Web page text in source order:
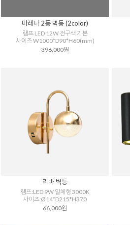
마레나 2등 벽등 (2color)
램프 LED 12W 전구색 기본
사이즈 W1000*D90*H60(mm)
396,000원
리바 벽등
램프:LED 9W 일체형 3000K
사이즈:Ø14*D215*H370
66,000원